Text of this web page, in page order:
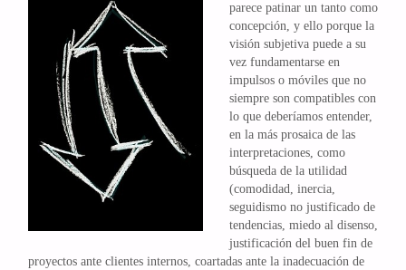
parece patinar un tanto como
concepción, y ello porque la
visión subjetiva puede a su
vez fundamentarse en
impulsos o móviles que no
siempre son compatibles con
lo que deberíamos entender,
en la más prosaica de las
interpretaciones, como
búsqueda de la utilidad
(comodidad, inercia,
seguidismo no justificado de
tendencias, miedo al disenso,
justificación del buen fin de
proyectos ante clientes internos, coartadas ante la inadecuación de